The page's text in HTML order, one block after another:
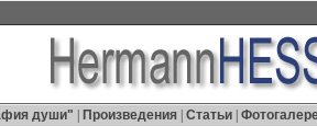
души" Произведения Статьи